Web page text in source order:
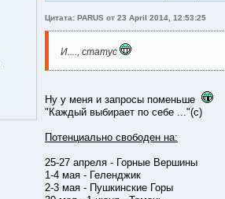
Цитата: PARUS от 23 April 2014, 12:53:25
И...., статус
Ну у меня и запросы поменьше
"Каждый выбирает по себе ..."(с)
Потенциально свободен на:
25-27 апреля - Горные Вершины
1-4 мая - Геленджик
2-3 мая - Пушкинские Горы